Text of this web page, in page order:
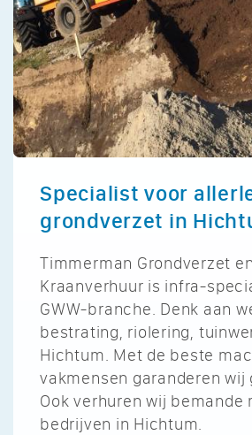
Specialist voor
grondverzet in
Timmerman Grondverzet en
Kraanverhuur is infra-
GWW-branche. Denk aan
bestrating, riolering,
Hichtum. Met de beste
vakmensen garanderen wij
Ook verhuren wij bemande
bedrijven in Hichtum.